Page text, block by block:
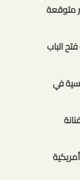
متوقعة
الباب
في